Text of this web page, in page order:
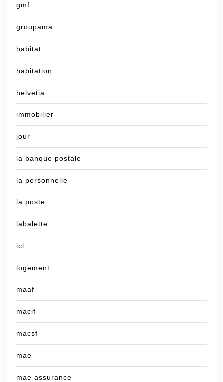
gmf
groupama
habitat
habitation
helvetia
immobilier
jour
la banque postale
la personnelle
la poste
labalette
lcl
logement
maaf
macif
macsf
mae
mae assurance